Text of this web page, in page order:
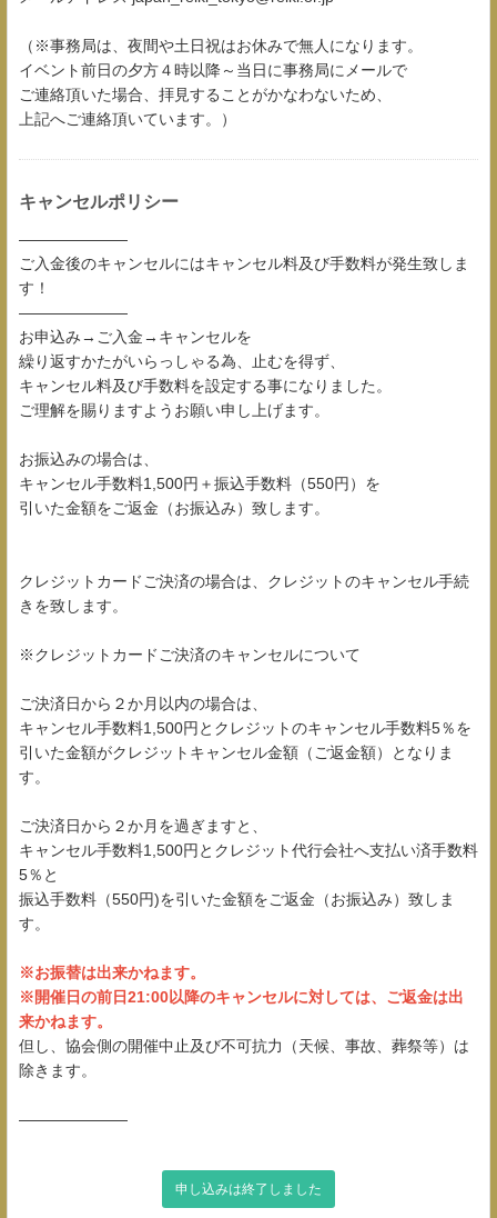
（※事務局は、夜間や土日祝はお休みで無人になります。
イベント前日の夕方４時以降～当日に事務局にメールで
ご連絡頂いた場合、拝見することがかなわないため、
上記へご連絡頂いています。）
キャンセルポリシー
―――――――
ご入金後のキャンセルにはキャンセル料及び手数料が発生致しま
す！
―――――――
お申込み→ご入金→キャンセルを
繰り返すかたがいらっしゃる為、止むを得ず、
キャンセル料及び手数料を設定する事になりました。
ご理解を賜りますようお願い申し上げます。
お振込みの場合は、
キャンセル手数料1,500円＋振込手数料（550円）を
引いた金額をご返金（お振込み）致します。
クレジットカードご決済の場合は、クレジットのキャンセル手続
きを致します。
※クレジットカードご決済のキャンセルについて
ご決済日から２か月以内の場合は、
キャンセル手数料1,500円とクレジットのキャンセル手数料5％を
引いた金額がクレジットキャンセル金額（ご返金額）となりま
す。
ご決済日から２か月を過ぎますと、
キャンセル手数料1,500円とクレジット代行会社へ支払い済手数料
5％と
振込手数料（550円)を引いた金額をご返金（お振込み）致しま
す。
※お振替は出来かねます。
※開催日の前日21:00以降のキャンセルに対しては、ご返金は出
来かねます。
但し、協会側の開催中止及び不可抗力（天候、事故、葬祭等）は
除きます。
―――――――
申し込みは終了しました